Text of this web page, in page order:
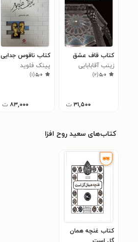
کتاب قاف عشق
زینب آقابابایی
۵٫۰(۲)
۳۱,۵۰۰ ت
کتاب ناقوس جدایی
پینک فلوید
۵٫۰(۱)
۸۳,۰۰۰ ت
کتاب‌های سعید روح افزا
کتاب غنچه همان